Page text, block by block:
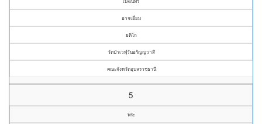
อาจเอี่ยม
ยติโก
วัดป่าเวฬุวันอรัญญวาสี
คณะจังหวัดอุบลราชธานี
5
พระ